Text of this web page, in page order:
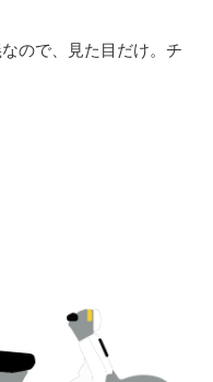
ので、見た目だけ。チ